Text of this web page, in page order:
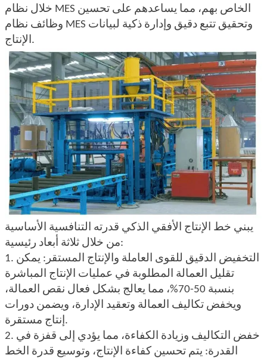
خلال نظام MES الخاص بهم، مما يساعدهم على تحسين
وظائف نظام MES وتحقيق تتبع دقيق وإدارة ذكية لبيانات
الإنتاج.
يبني خط الإنتاج الأفقي الذكي قدرته التنافسية الأساسية
من خلال ثلاثة أبعاد رئيسية:
1. التخفيض الدقيق للقوى العاملة والإنتاج المستقر: يمكن
تقليل العمالة المطلوبة في عمليات الإنتاج المباشرة
بنسبة 50-70%، مما يعالج بشكل فعال نقص العمالة،
ويخفض تكاليف العمالة وتعقيد الإدارة، ويضمن دورات
إنتاج مستقرة.
2. خفض التكاليف وزيادة الكفاءة، مما يؤدي إلى قفزة في
القدرة: يتم تحسين كفاءة الإنتاج، وتوسيع قدرة الخط